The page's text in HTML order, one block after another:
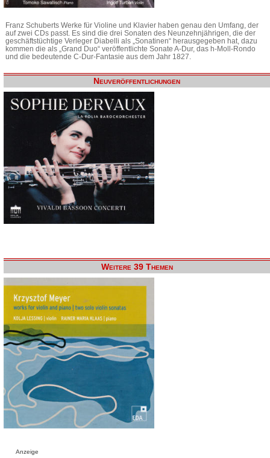
Franz Schuberts Werke für Violine und Klavier haben genau den Umfang, der
auf zwei CDs passt. Es sind die drei Sonaten des Neunzehnjährigen, die der
geschäftstüchtige Verleger Diabelli als „Sonatinen“ herausgegeben hat, dazu
kommen die als „Grand Duo“ veröffentlichte Sonate A-Dur, das h-Moll-Rondo
und die bedeutende C-Dur-Fantasie aus dem Jahr 1827.
Neuveröffentlichungen
Weitere 39 Themen
Anzeige